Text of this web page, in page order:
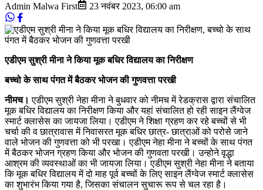
Admin Malwa First 23 नवंबर 2023, 06:00 am
एडीएम सुश्री मीना ने किया मूक बधिर विद्यालय का निरीक्षण
बच्चो के साथ पंगत में बैठकर भोजन की गुणवत्ता परखी
नीमच। एडीएम सुश्री नेहा मीना ने बुधवार को नीमच में रेडक्रास द्वारा संचालित
मूक बधिर विद्यालय का निरीक्षण किया और यहां संचालित हो रही साइन लैंग्वेज
स्मार्ट क्लासेस का जायजा लिया। एडीएम ने शिक्षा ग्रहण कर रहे बच्चों से भी
चर्चा की व छात्रावास में निवासरत मूक बधिर छात्र- छात्राओं को परोसे जाने
वाले भोजन की गुणवत्ता को भी परखा। एडीएम नेहा मीना ने बच्चों के साथ पंगत
में बैठकर भोजन ग्रहण किया और भोजन की गुणवता परखी। उन्होने वृद्धा
आश्रम की व्यवस्थाओं का भी जायजा लिया। एडीएम सुश्री नेहा मीना ने बताया
कि मूक बधि‍र विद्यालय में दो माह पूर्व बच्चों के लिए साइन लैंग्वेज स्मार्ट क्लासेस
का शुभारंभ किया गया है, जिसका संचालन सुचारू रूप से चल रहा है।